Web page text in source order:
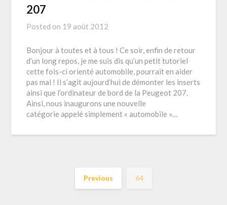
207
Posted on 19 août 2012
Bonjour à toutes et à tous ! Ce soir, enfin de retour
d’un long repos, je me suis dis qu’un petit tutoriel
cette fois-ci orienté automobile, pourrait en aider
pas mal ! Il s’agit aujourd’hui de démonter les inserts
ainsi que l’ordinateur de bord de la Peugeot 207.
Ainsi, nous inaugurons une nouvelle
catégorie appelé simplement « automobile »…
Previous 64